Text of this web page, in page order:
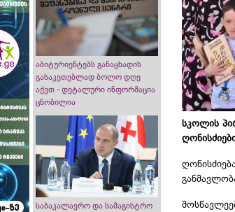
აბიტურიენტებს განაცხადის
გასაკეთებლად ბოლო დღე
აქვთ - დეტალური ინფორმაცია
ცნობილია
საბაკალავრო და სამაგისტრო
სკოლის